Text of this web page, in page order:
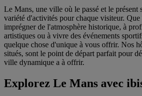
Le Mans, une ville où le passé et le présent
variété d'activités pour chaque visiteur.
imprégner de l'atmosphère historique, à
artistiques ou à vivre des événements
quelque chose d'unique à vous offrir. Nos
situés, sont le point de départ parfait pour
ville dynamique a à offrir.
Explorez Le Mans avec